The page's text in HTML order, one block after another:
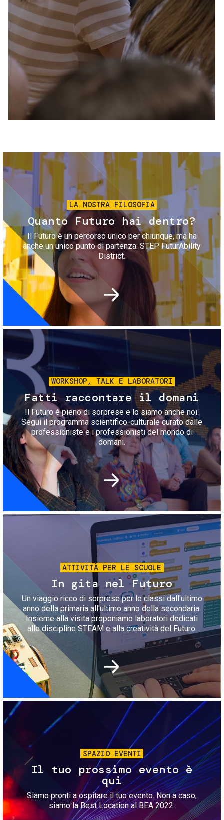
Servizi e accessibilità
Contatti
FAQ
Biglietti
Immagine
LA NOSTRA FILOSOFIA
Quanto Futuro hai dentro?
Il Futuro è un percorso unico per chiunque, ma ha
anche un unico punto di partenza: STEP FuturAbility
District.
Immagine
WORKSHOP, TALK E LABORATORI
Fatti raccontare il domani
Il Futuro è pieno di sorprese e lo siamo anche noi.
Segui il programma scientifico-culturale curato dalle
professioniste e i professionisti del mondo di
domani.
Immagine
ATTIVITÀ PER LE SCUOLE
In gita nel Futuro
Un viaggio ricco di sorprese per le classi dall'ultimo
anno della primaria all'ultimo anno della secondaria.
Insieme alla visita proponiamo laboratori dedicati
alle discipline STEAM e alla creatività del Futuro.
Immagine
SPAZIO EVENTI
Il tuo prossimo evento è
qui
Siamo pronti a ospitare il tuo evento. Non a caso,
siamo la Best Location al BEA 2022.